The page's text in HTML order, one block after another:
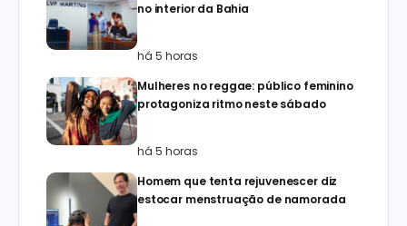
no interior da Bahia
há 5 horas
Mulheres no reggae: público feminino
protagoniza ritmo neste sábado
há 5 horas
Homem que tenta rejuvenescer diz
estocar menstruação de namorada